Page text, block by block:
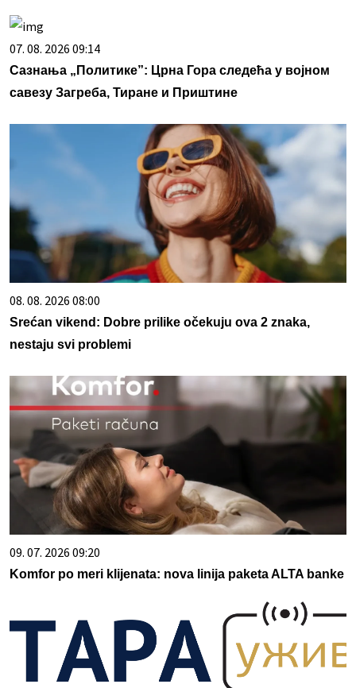
07. 08. 2026 09:14
Сазнања „Политике”: Црна Гора следећа у војном
савезу Загреба, Тиране и Приштине
08. 08. 2026 08:00
Srećan vikend: Dobre prilike očekuju ova 2 znaka,
nestaju svi problemi
09. 07. 2026 09:20
Komfor po meri klijenata: nova linija paketa ALTA banke